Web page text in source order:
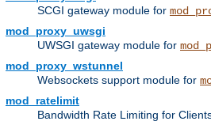
SCGI gateway module for
mod_proxy_uwsgi
UWSGI gateway module for
mod_proxy_wstunnel
Websockets support module for
mod_ratelimit
Bandwidth Rate Limiting for